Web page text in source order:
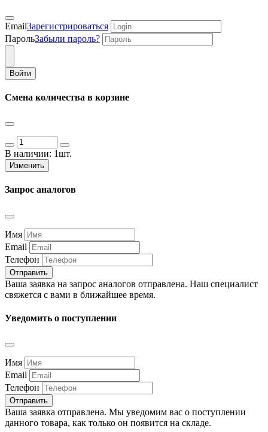
EmailЗарегистрироваться
ПарольЗабыли пароль?
Войти
Смена количества в корзине
В наличии: 1шт.
Изменить
Запрос аналогов
Имя
Email
Телефон
Отправить
Ваша заявка на запрос аналогов отправлена. Наш специалист
свяжется с вами в ближайшее время.
Уведомить о поступлении
Имя
Email
Телефон
Отправить
Ваша заявка отправлена. Мы уведомим вас о поступлении
данного товара, как только он появится на складе.